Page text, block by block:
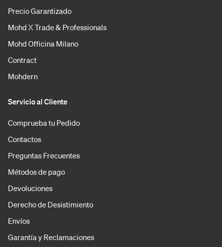
Precio Garantizado
Mohd X Trade & Professionals
Mohd Officina Milano
Contract
Mohdern
Servicio al Cliente
Comprueba tu Pedido
Contactos
Preguntas Frecuentes
Métodos de pago
Devoluciones
Derecho de Desistimiento
Envíos
Garantía y Reclamaciones